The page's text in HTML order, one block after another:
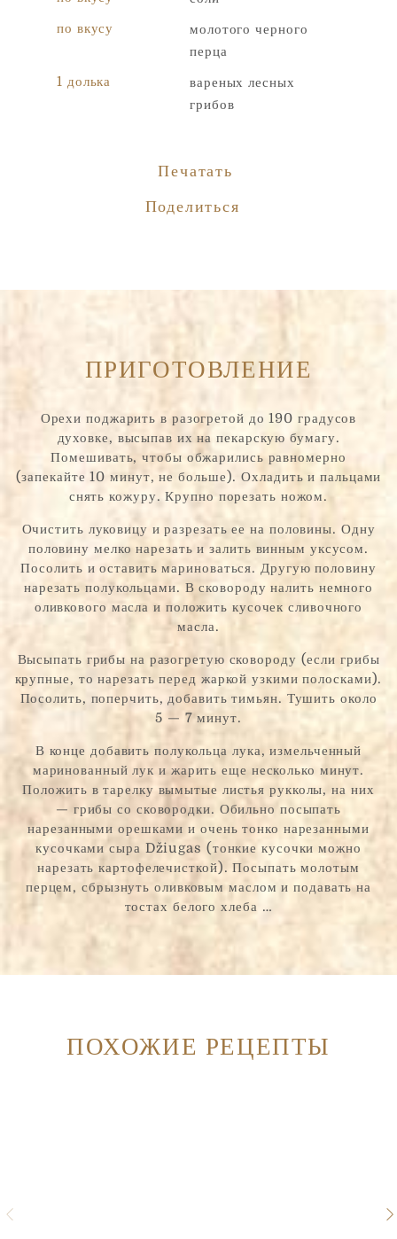
по вкусу
молотого черного
перца
1 долька
вареных лесных
грибов
Печатать
Поделиться
ПРИГОТОВЛЕНИЕ
Орехи поджарить в разогретой до 190 градусов
духовке, высыпав их на пекарскую бумагу.
Помешивать, чтобы обжарились равномерно
(запекайте 10 минут, не больше). Охладить и пальцами
снять кожуру. Крупно порезать ножом.
Очистить луковицу и разрезать ее на половины. Одну
половину мелко нарезать и залить винным уксусом.
Посолить и оставить мариноваться. Другую половину
нарезать полукольцами. В сковороду налить немного
оливкового масла и положить кусочек сливочного
масла.
Высыпать грибы на разогретую сковороду (если грибы
крупные, то нарезать перед жаркой узкими полосками).
Посолить, поперчить, добавить тимьян. Тушить около
5 — 7 минут.
В конце добавить полукольца лука, измельченный
маринованный лук и жарить еще несколько минут.
Положить в тарелку вымытые листья рукколы, на них
— грибы со сковородки. Обильно посыпать
нарезанными орешками и очень тонко нарезанными
кусочками сыра Džiugas (тонкие кусочки можно
нарезать картофелечисткой). Посыпать молотым
перцем, сбрызнуть оливковым маслом и подавать на
тостах белого хлеба …
ПОХОЖИЕ РЕЦЕПТЫ